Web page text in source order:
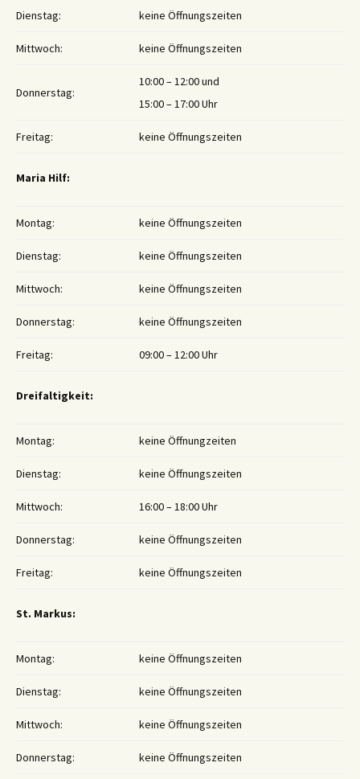
Dienstag: keine Öffnungszeiten
Mittwoch: keine Öffnungszeiten
Donnerstag:
10:00 – 12:00 und
15:00 – 17:00 Uhr
Freitag: keine Öffnungszeiten
Maria Hilf:
Montag: keine Öffnungszeiten
Dienstag: keine Öffnungszeiten
Mittwoch: keine Öffnungszeiten
Donnerstag: keine Öffnungszeiten
Freitag: 09:00 – 12:00 Uhr
Dreifaltigkeit:
Montag: keine Öffnungzeiten
Dienstag: keine Öffnungszeiten
Mittwoch: 16:00 – 18:00 Uhr
Donnerstag: keine Öffnungszeiten
Freitag: keine Öffnungszeiten
St. Markus:
Montag: keine Öffnungszeiten
Dienstag: keine Öffnungszeiten
Mittwoch: keine Öffnungszeiten
Donnerstag: keine Öffnungszeiten